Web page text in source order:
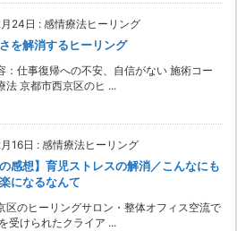
24日 : 感情療法ヒーリング
を解消するヒーリング
：仕事復帰への不安、自信がない 施術コー
法 京都市西京区のヒ ...
16日 : 感情療法ヒーリング
の感想】育児ストレスの解消／こんなにも
になるなんて
区のヒーリングサロン・整体オフィス空流で
受けられたクライア ...